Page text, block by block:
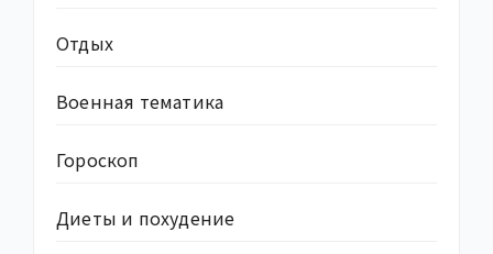
Отдых
Военная тематика
Гороскоп
Диеты и похудение